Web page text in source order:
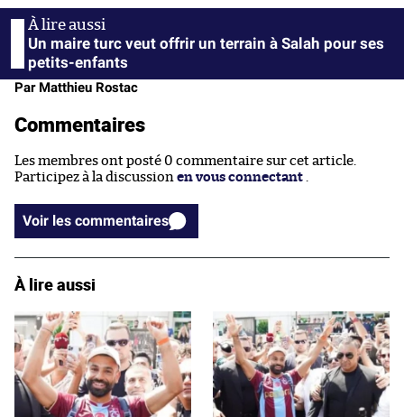
Un maire turc veut offrir un terrain à Salah pour ses
petits-enfants
Par Matthieu Rostac
Commentaires
Les membres ont posté 0 commentaire sur cet article.
Participez à la discussion en vous connectant
Voir les commentaires
À lire aussi